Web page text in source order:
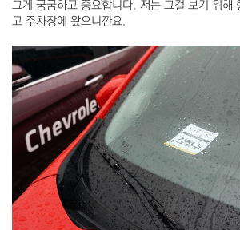
그게 궁굼하고 중요합니다. 저는 그걸 보기 위해
고 주차장에 왔으니깐요.